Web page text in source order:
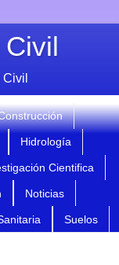
Civil
Hidrología
Cientifica
Noticias
Suelos